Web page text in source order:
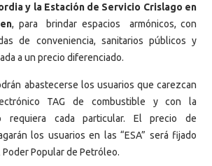
y la Estación de Servicio Crislago en
, para brindar espacios armónicos, con
de conveniencia, sanitarios públicos y
a un precio diferenciado.
abastecerse los usuarios que carezcan
TAG de combustible y con la
requiera cada particular. El precio de
los usuarios en las “ESA” será fijado
Popular de Petróleo.